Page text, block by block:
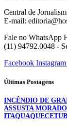
Central de
E-mail:
Fale no WhatsApp
(11) 94792.0048 -
Facebook Instagram
Últimas Postagens
INCÊNDIO DE
ASSUSTA